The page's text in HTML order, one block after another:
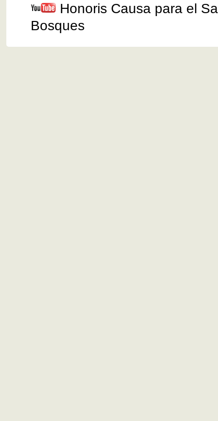
Honoris Causa para el
Bosques